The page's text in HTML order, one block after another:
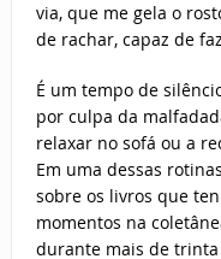
via, que me gela o
de rachar, capaz de
É um tempo de
por culpa da
relaxar no sofá ou a
Em uma dessas
sobre os livros que
momentos na
durante mais de